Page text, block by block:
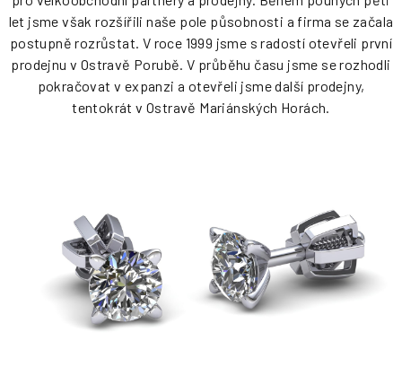
let jsme však rozšířili naše pole působnosti a firma se začala
postupně rozrůstat. V roce 1999 jsme s radostí otevřeli první
prodejnu v Ostravě Porubě. V průběhu času jsme se rozhodli
pokračovat v expanzi a otevřeli jsme další prodejny,
tentokrát v Ostravě Mariánských Horách.